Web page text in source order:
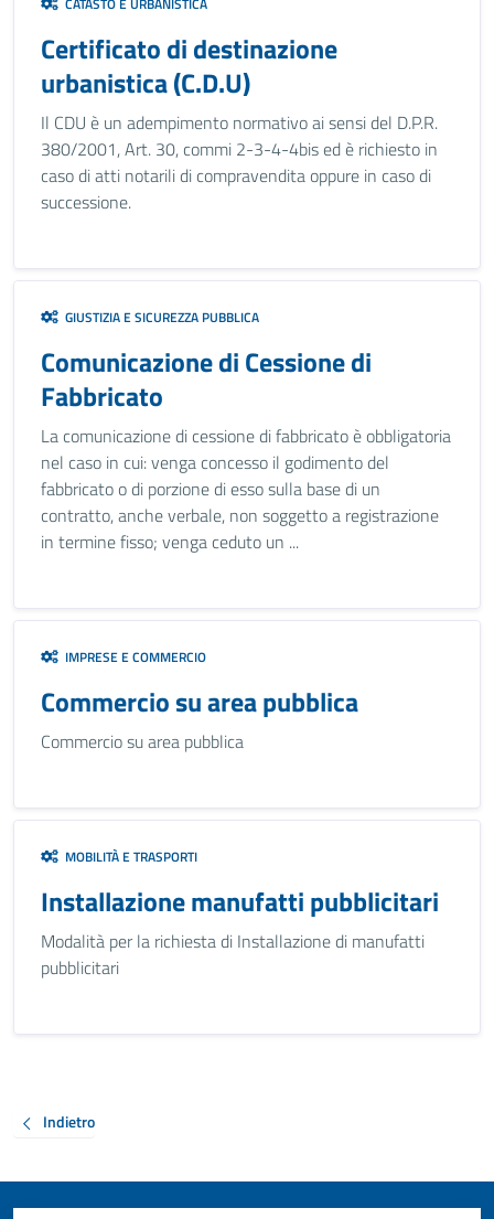
Certificato di destinazione
urbanistica (C.D.U)
Il CDU è un adempimento normativo ai sensi del D.P.R.
380/2001, Art. 30, commi 2-3-4-4bis ed è richiesto in
caso di atti notarili di compravendita oppure in caso di
successione.
GIUSTIZIA E SICUREZZA PUBBLICA
Comunicazione di Cessione di
Fabbricato
La comunicazione di cessione di fabbricato è obbligatoria
nel caso in cui: venga concesso il godimento del
fabbricato o di porzione di esso sulla base di un
contratto, anche verbale, non soggetto a registrazione
in termine fisso; venga ceduto un ...
IMPRESE E COMMERCIO
Commercio su area pubblica
Commercio su area pubblica
MOBILITÀ E TRASPORTI
Installazione manufatti pubblicitari
Modalità per la richiesta di Installazione di manufatti
pubblicitari
Indietro